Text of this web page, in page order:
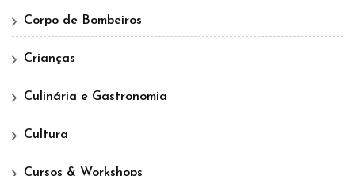
Corpo de Bombeiros
Crianças
Culinária e Gastronomia
Cultura
Cursos & Workshops